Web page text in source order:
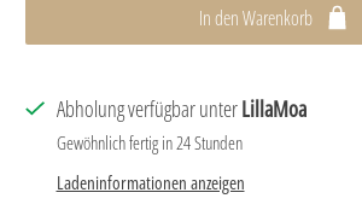
In den Warenkorb
Abholung verfügbar unterLillaMoa
Gewöhnlich fertig in 24 Stunden
Ladeninformationen anzeigen